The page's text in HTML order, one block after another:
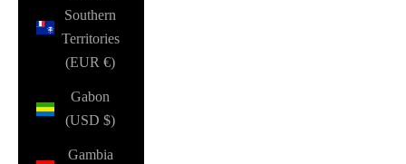
Southern
Territories
(EUR €)
Gabon
(USD $)
Gambia